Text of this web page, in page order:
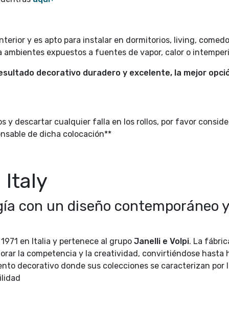
y es apto para instalar en dormitorios, living,
ambientes expuestos a fuentes de vapor, calor o
decorativo duradero y excelente, la mejor
y descartar cualquier falla en los rollos, por favor
de dicha colocación**
Italy
con un diseño contemporáneo y
en Italia y pertenece al grupo Janelli e Volpi. La
la competencia y la creatividad, convirtiéndose hasta
decorativo donde sus colecciones se caracterizan por